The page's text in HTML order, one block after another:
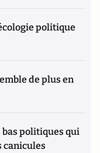
politique
de plus en
politiques qui
canicules